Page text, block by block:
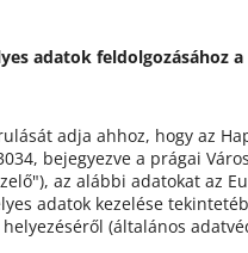
adatok feldolgozásához
adja ahhoz, hogy az
bejegyezve a prágai
az alábbi adatokat az
adatok kezelése
(általános